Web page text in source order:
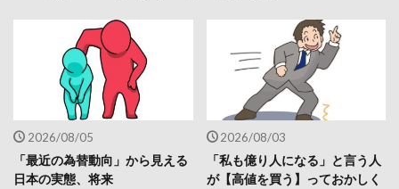
2026/08/05
「最近の為替動向」から見える
日本の実態、将来
2026/08/03
「私も億り人になる」と言う人
が【高値を買う】っておかしく